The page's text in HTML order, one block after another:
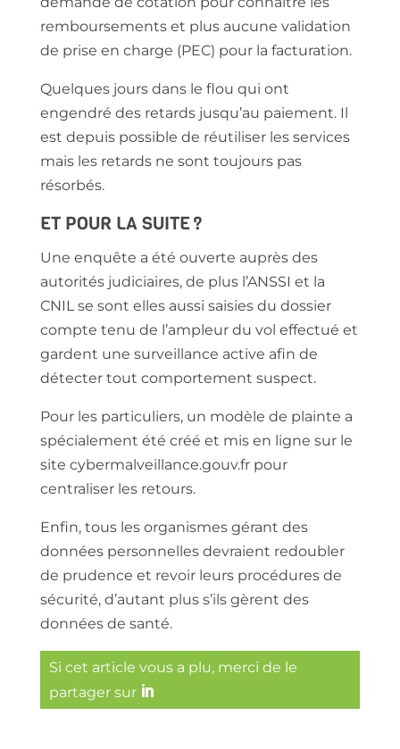
remboursements et plus aucune validation
de prise en charge (PEC) pour la facturation.
Quelques jours dans le flou qui ont
engendré des retards jusqu’au paiement. Il
est depuis possible de réutiliser les services
mais les retards ne sont toujours pas
résorbés.
ET POUR LA SUITE ?
Une enquête a été ouverte auprès des
autorités judiciaires, de plus l’ANSSI et la
CNIL se sont elles aussi saisies du dossier
compte tenu de l’ampleur du vol effectué et
gardent une surveillance active afin de
détecter tout comportement suspect.
Pour les particuliers, un modèle de plainte a
spécialement été créé et mis en ligne sur le
site cybermalveillance.gouv.fr pour
centraliser les retours.
Enfin, tous les organismes gérant des
données personnelles devraient redoubler
de prudence et revoir leurs procédures de
sécurité, d’autant plus s’ils gèrent des
données de santé.
Si cet article vous a plu, merci de le
partager sur